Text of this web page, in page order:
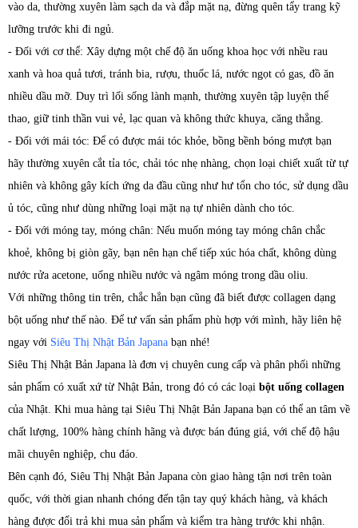
vào da, thường xuyên làm sạch da và đắp mặt nạ, đừng quên tẩy trang kỹ
lưỡng trước khi đi ngủ.
- Đối với cơ thể: Xây dựng một chế độ ăn uống khoa học với nhều rau
xanh và hoa quả tươi, tránh bia, rượu, thuốc lá, nước ngọt có gas, đồ ăn
nhiều dầu mỡ. Duy trì lối sống lành mạnh, thường xuyên tập luyện thể
thao, giữ tinh thần vui vẻ, lạc quan và không thức khuya, căng thẳng.
- Đối với mái tóc: Để có được mái tóc khỏe, bồng bềnh bóng mượt bạn
hãy thường xuyên cắt tỉa tóc, chải tóc nhẹ nhàng, chọn loại chiết xuất từ tự
nhiên và không gây kích ứng da đầu cũng như hư tổn cho tóc, sử dụng dầu
ủ tóc, cũng như dùng những loại mặt nạ tự nhiên dành cho tóc.
- Đối với móng tay, móng chân: Nếu muốn móng tay móng chân chắc
khoẻ, không bị giòn gãy, bạn nên hạn chế tiếp xúc hóa chất, không dùng
nước rửa acetone, uống nhiều nước và ngâm móng trong dầu oliu.
Với những thông tin trên, chắc hẳn bạn cũng đã biết được collagen dạng
bột uống như thế nào. Để tư vấn sản phẩm phù hợp với mình, hãy liên hệ
ngay với Siêu Thị Nhật Bản Japana bạn nhé!
Siêu Thị Nhật Bản Japana là đơn vị chuyên cung cấp và phân phối những
sản phẩm có xuất xứ từ Nhật Bản, trong đó có các loại bột uống collagen
của Nhật. Khi mua hàng tại Siêu Thị Nhật Bản Japana bạn có thể an tâm về
chất lượng, 100% hàng chính hãng và được bán đúng giá, với chế độ hậu
mãi chuyên nghiệp, chu đáo.
Bên cạnh đó, Siêu Thị Nhật Bản Japana còn giao hàng tận nơi trên toàn
quốc, với thời gian nhanh chóng đến tận tay quý khách hàng, và khách
hàng được đổi trả khi mua sản phẩm và kiểm tra hàng trước khi nhận.